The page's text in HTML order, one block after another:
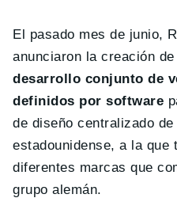
El pasado mes de junio,
anunciaron la creación
desarrollo conjunto de
definidos por software
de diseño centralizado
estadounidense, a la que
diferentes marcas que
grupo alemán.